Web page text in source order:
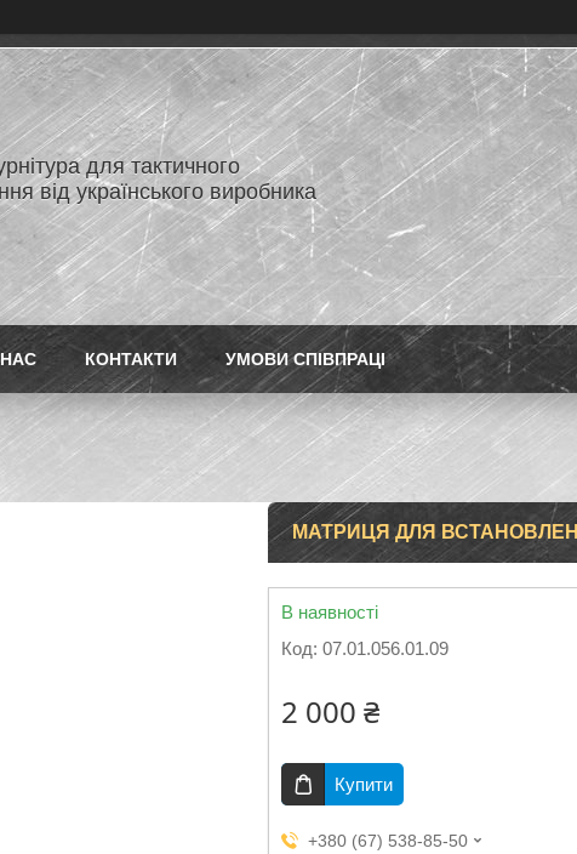
для тактичного
від українського виробника
КОНТАКТИ УМОВИ СПІВПРАЦІ
МАТРИЦЯ ДЛЯ
В наявності
Код: 07.01.056.01.09
2 000 ₴
Купити
+380 (67) 538-85-50